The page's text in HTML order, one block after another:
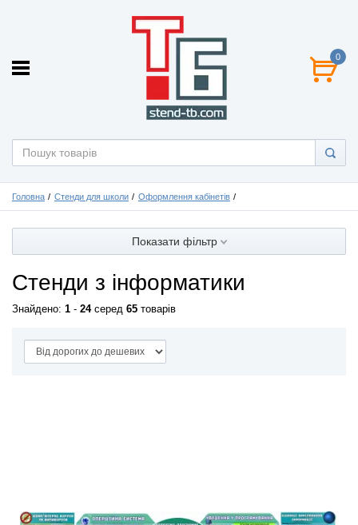
0
Головна Стенди для школи Оформлення кабінетів
Показати фільтр
Стенди з інформатики
Знайдено: 1 - 24серед 65 товарів